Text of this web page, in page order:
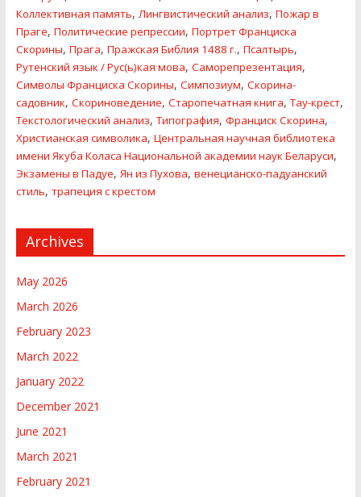
Коллективная память, Лингвистический анализ, Пожар в
Праге, Политические репресcии, Портрет Франциска
Скорины, Прага, Пражская Библия 1488 г., Псалтырь,
Рутенский язык / Рус(ь)кая мова, Саморепрезентация,
Символы Франциска Скорины, Симпозиум, Скорина-
садовник, Скориноведение, Старопечатная книга,Тау-крест,
Текстологический анализ,Типография, Франциск Скорина,
Христианская символика, Центральная научная библиотека
имени Якуба Коласа Национальной академии наук Беларуси,
Экзамены в Падуе, Ян из Пухова, венецианско-падуанский
стиль, трапеция с крестом
Archives
May 2026
March 2026
February 2023
March 2022
January 2022
December 2021
June 2021
March 2021
February 2021